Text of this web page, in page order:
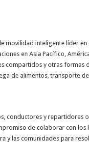
movilidad inteligente líder
en Asia Pacífico,
compartidos y otras formas
de alimentos, transporte
conductores y repartidores
de colaborar con los
y las comunidades para